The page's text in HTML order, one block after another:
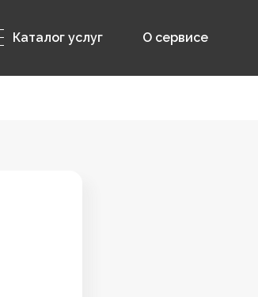
Каталог услуг О сервисе